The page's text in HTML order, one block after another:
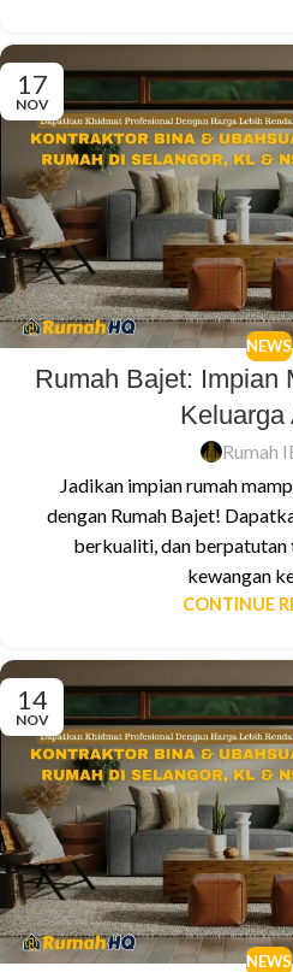
17
NOV
NEWS
Rumah Bajet: Impian
Keluarga
Rumah
Jadikan impian rumah
dengan Rumah Bajet!
berkualiti, dan berpatutan
kewangan
CONTINUE
14
NOV
NEWS